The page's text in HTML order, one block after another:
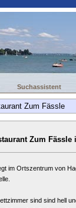
Suchassistent
Zum Fässle
Zum Fässle
im Ortszentrum von
sind sind hell